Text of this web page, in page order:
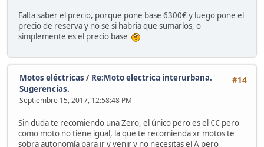
Falta saber el precio, porque pone base 6300€ y luego pone el
precio de reserva y no se si habria que sumarlos, o
simplemente es el precio base
#14
Motos eléctricas / Re:Moto electrica interurbana.
Sugerencias.
Septiembre 15, 2017, 12:58:48 PM
Sin duda te recomiendo una Zero, el único pero es el €€ pero
como moto no tiene igual, la que te recomienda xr motos te
sobra autonomía para ir y venir y no necesitas el A pero